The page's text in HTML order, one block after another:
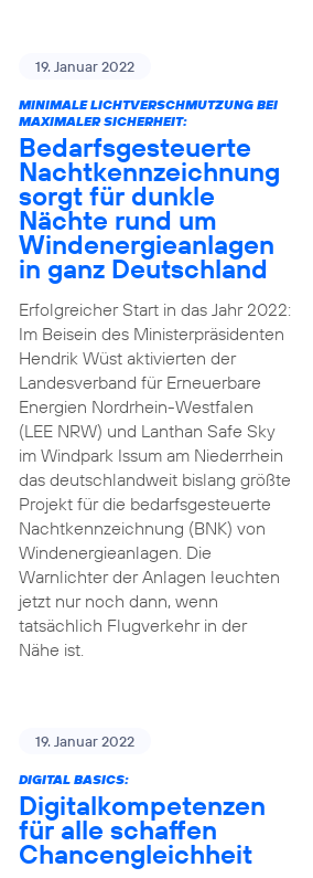
19. Januar 2022
MINIMALE LICHTVERSCHMUTZUNG BEI
MAXIMALER SICHERHEIT:
Bedarfsgesteuerte
Nachtkennzeichnung
sorgt für dunkle
Nächte rund um
Windenergieanlagen
in ganz Deutschland
Erfolgreicher Start in das Jahr 2022:
Im Beisein des Ministerpräsidenten
Hendrik Wüst aktivierten der
Landesverband für Erneuerbare
Energien Nordrhein-Westfalen
(LEE NRW) und Lanthan Safe Sky
im Windpark Issum am Niederrhein
das deutschlandweit bislang größte
Projekt für die bedarfsgesteuerte
Nachtkennzeichnung (BNK) von
Windenergieanlagen. Die
Warnlichter der Anlagen leuchten
jetzt nur noch dann, wenn
tatsächlich Flugverkehr in der
Nähe ist.
19. Januar 2022
DIGITAL BASICS:
Digitalkompetenzen
für alle schaffen
Chancengleichheit